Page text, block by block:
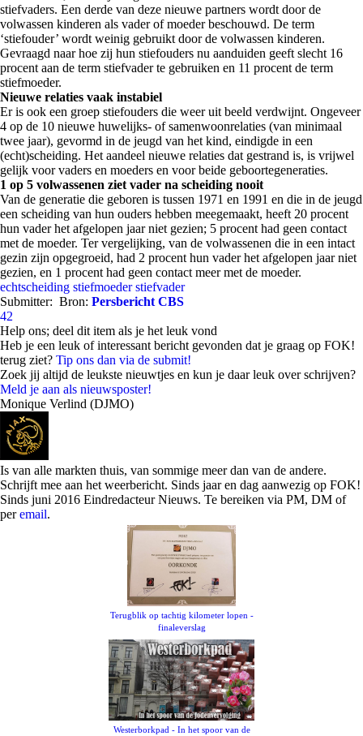
stiefvaders. Een derde van deze nieuwe partners wordt door de
volwassen kinderen als vader of moeder beschouwd. De term
‘stiefouder’ wordt weinig gebruikt door de volwassen kinderen.
Gevraagd naar hoe zij hun stiefouders nu aanduiden geeft slecht 16
procent aan de term stiefvader te gebruiken en 11 procent de term
stiefmoeder.
Nieuwe relaties vaak instabiel
Er is ook een groep stiefouders die weer uit beeld verdwijnt. Ongeveer
4 op de 10 nieuwe huwelijks- of samenwoonrelaties (van minimaal
twee jaar), gevormd in de jeugd van het kind, eindigde in een
(echt)scheiding. Het aandeel nieuwe relaties dat gestrand is, is vrijwel
gelijk voor vaders en moeders en voor beide geboortegeneraties.
1 op 5 volwassenen ziet vader na scheiding nooit
Van de generatie die geboren is tussen 1971 en 1991 en die in de jeugd
een scheiding van hun ouders hebben meegemaakt, heeft 20 procent
hun vader het afgelopen jaar niet gezien; 5 procent had geen contact
met de moeder. Ter vergelijking, van de volwassenen die in een intact
gezin zijn opgegroeid, had 2 procent hun vader het afgelopen jaar niet
gezien, en 1 procent had geen contact meer met de moeder.
echtscheiding stiefmoeder stiefvader
Submitter: Bron: Persbericht CBS
42
Help ons; deel dit item als je het leuk vond
Heb je een leuk of interessant bericht gevonden dat je graag op FOK!
terug ziet? Tip ons dan via de submit!
Zoek jij altijd de leukste nieuwtjes en kun je daar leuk over schrijven?
Meld je aan als nieuwsposter!
Monique Verlind (DJMO)
Is van alle markten thuis, van sommige meer dan van de andere.
Schrijft mee aan het weerbericht. Sinds jaar en dag aanwezig op FOK!
Sinds juni 2016 Eindredacteur Nieuws. Te bereiken via PM, DM of
peremail.
Terugblik op tachtig kilometer lopen -
finaleverslag
Westerborkpad - In het spoor van de